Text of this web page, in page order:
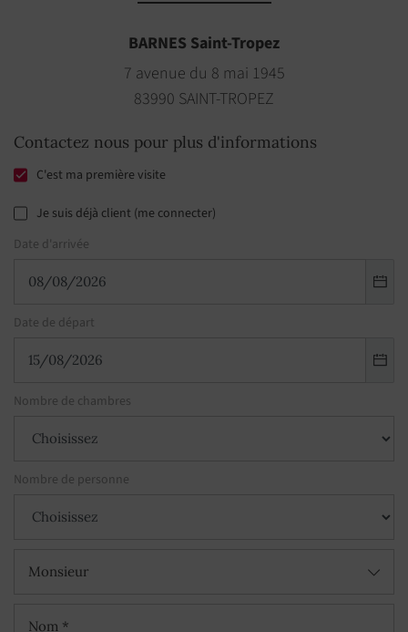
BARNES Saint-Tropez
7 avenue du 8 mai 1945
83990 SAINT-TROPEZ
Contactez nous pour plus d'informations
C'est ma première visite
Je suis déjà client (me connecter)
Date d'arrivée
Date de départ
Nombre de chambres
Nombre de personne
Monsieur